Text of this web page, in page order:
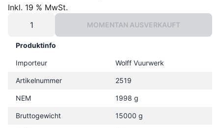
Inkl. 19 % MwSt.
MOMENTAN AUSVERKAUFT
Produktinfo
Importeur Wolff Vuurwerk
Artikelnummer 2519
NEM 1998 g
Bruttogewicht 15000 g